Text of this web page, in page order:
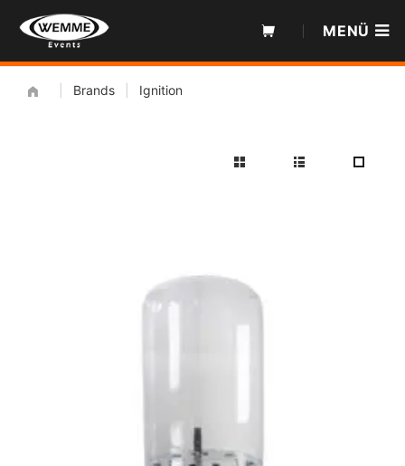
Inhalt
MENÜ
Brands Ignition